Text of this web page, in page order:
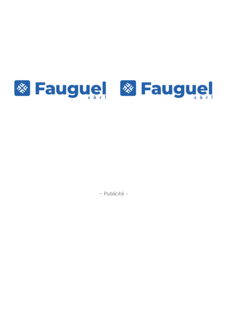
- Publicité -